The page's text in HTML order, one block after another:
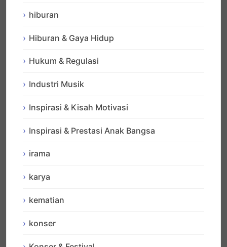
hiburan
Hiburan & Gaya Hidup
Hukum & Regulasi
Industri Musik
Inspirasi & Kisah Motivasi
Inspirasi & Prestasi Anak Bangsa
irama
karya
kematian
konser